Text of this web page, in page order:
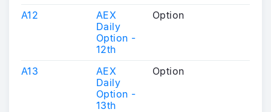
A12
AEX
Daily
Option -
12th
Option
A13
AEX
Daily
Option -
13th
Option